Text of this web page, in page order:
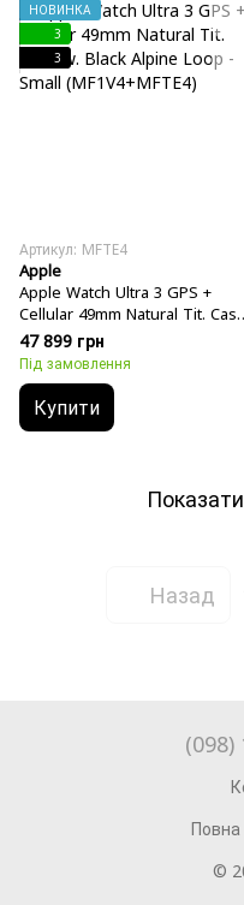
НОВИНКА
3
3
Артикул: MFTE4
Apple
Apple Watch Ultra 3 GPS +
Cellular 49mm Natural Tit. Case
w. Black Alpine Loop - Small
(MF1V4+MFTE4)
47 899 грн
Під замовлення
Купити
Назад
(098)
Повна
©